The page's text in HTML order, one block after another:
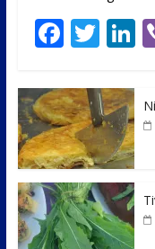
F
e
b
o
o
k
T
itt
er e